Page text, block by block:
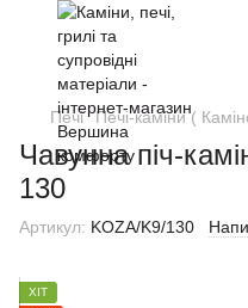
Печі Печі-каміни (
Чавунна піч-
130
Артикул: KOZA/K9/130
ХІТ